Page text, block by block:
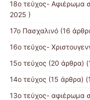
18ο τεύχος- Αφιέρωμα
2025 )
17ο Πασχαλινό (16
16ο τεύχος-
15ο τεύχος (20 άρθρα)
14ο τεύχος (15 άρθρα)
13o τεύχος- αφιέρωμα